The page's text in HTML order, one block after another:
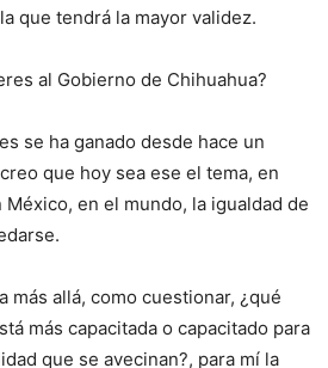
que tendrá la mayor validez.
al Gobierno de Chihuahua?
se ha ganado desde hace un
que hoy sea ese el tema, en
en el mundo, la igualdad de
más allá, como cuestionar, ¿qué
más capacitada o capacitado para
que se avecinan?, para mí la